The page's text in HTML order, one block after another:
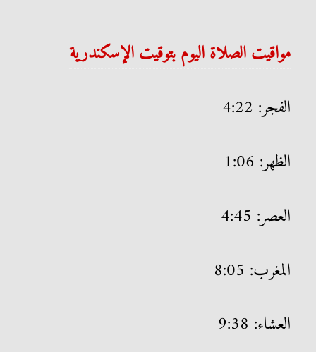
مواقيت الصلاة اليوم بتوقيت الإسكندرية
الفجر: 4:22
الظهر: 1:06
العصر: 4:45
المغرب: 8:05
العشاء: 9:38